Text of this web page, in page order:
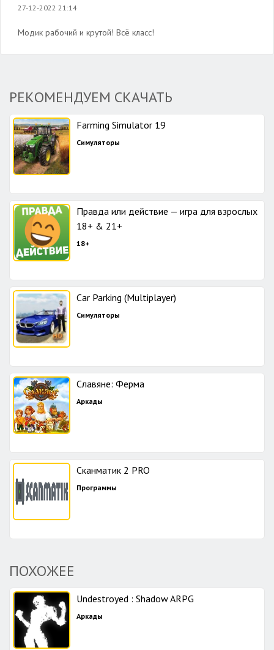
27-12-2022 21:14
Модик рабочий и крутой! Всё класс!
РЕКОМЕНДУЕМ СКАЧАТЬ
Farming Simulator 19
Симуляторы
Правда или действие — игра для взрослых
18+ & 21+
18+
Car Parking (Multiplayer)
Симуляторы
Славяне: Ферма
Аркады
Сканматик 2 PRO
Программы
ПОХОЖЕЕ
Undestroyed : Shadow ARPG
Аркады